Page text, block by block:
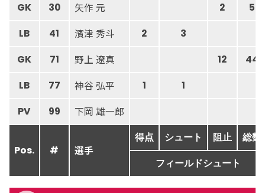
GK 30 矢作 元 2 5
LB 41 濱津 秀斗 2 3
GK 71 野上 遼真 12 44
LB 77 神谷 弘平 1 1
PV 99 下岡 雄一郎
Pos. # 選手
得点 シュート 阻止 総数
フィールドシュート